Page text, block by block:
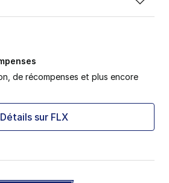
de récompenses et plus encore
Détails sur FLX